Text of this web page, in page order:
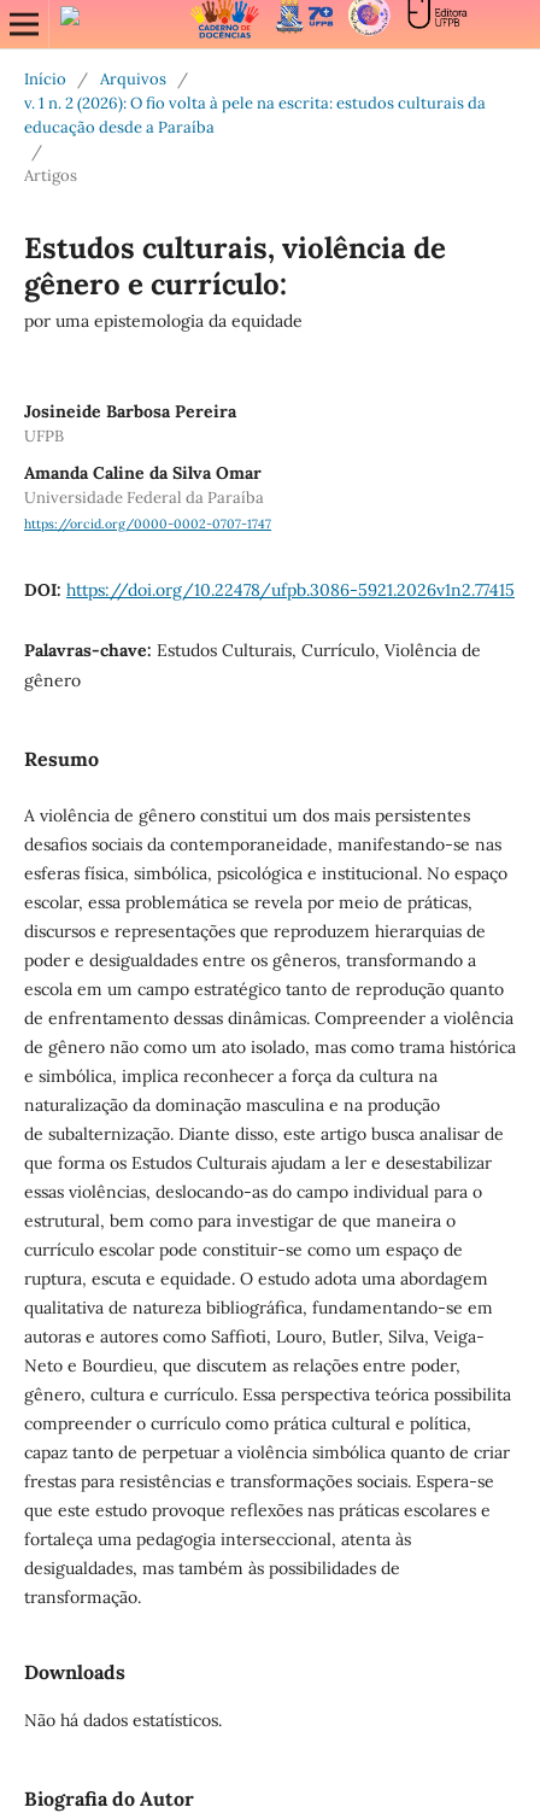
Início / Arquivos
/
v. 1 n. 2 (2026): O fio volta à pele na escrita: estudos culturais da
educação desde a Paraíba
/
Artigos
Estudos culturais, violência de
gênero e currículo:
por uma epistemologia da equidade
Josineide Barbosa Pereira
UFPB
Amanda Caline da Silva Omar
Universidade Federal da Paraíba
https://orcid.org/0000-0002-0707-1747
DOI: https://doi.org/10.22478/ufpb.3086-5921.2026v1n2.77415
Palavras-chave: Estudos Culturais, Currículo, Violência de
gênero
Resumo
A violência de gênero constitui um dos mais persistentes
desafios sociais da contemporaneidade, manifestando-se nas
esferas física, simbólica, psicológica e institucional. No espaço
escolar, essa problemática se revela por meio de práticas,
discursos e representações que reproduzem hierarquias de
poder e desigualdades entre os gêneros, transformando a
escola em um campo estratégico tanto de reprodução quanto
de enfrentamento dessas dinâmicas. Compreender a violência
de gênero não como um ato isolado, mas como trama histórica
e simbólica, implica reconhecer a força da cultura na
naturalização da dominação masculina e na produção
de subalternização. Diante disso, este artigo busca analisar de
que forma os Estudos Culturais ajudam a ler e desestabilizar
essas violências, deslocando-as do campo individual para o
estrutural, bem como para investigar de que maneira o
currículo escolar pode constituir-se como um espaço de
ruptura, escuta e equidade. O estudo adota uma abordagem
qualitativa de natureza bibliográfica, fundamentando-se em
autoras e autores como Saffioti, Louro, Butler, Silva, Veiga-
Neto e Bourdieu, que discutem as relações entre poder,
gênero, cultura e currículo. Essa perspectiva teórica possibilita
compreender o currículo como prática cultural e política,
capaz tanto de perpetuar a violência simbólica quanto de criar
frestas para resistências e transformações sociais. Espera-se
que este estudo provoque reflexões nas práticas escolares e
fortaleça uma pedagogia interseccional, atenta às
desigualdades, mas também às possibilidades de
transformação.
Downloads
Não há dados estatísticos.
Biografia do Autor